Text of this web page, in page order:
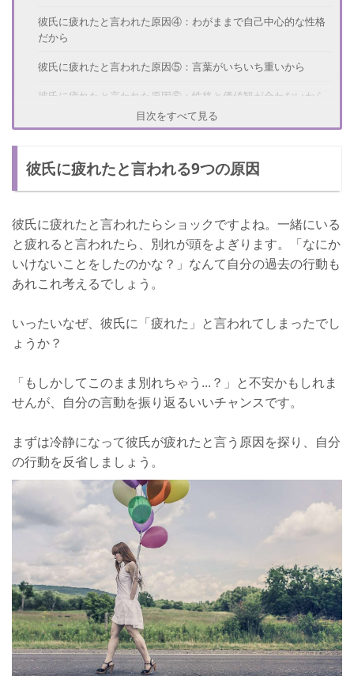
彼氏に疲れたと言われた原因④：わがままで自己中心的な性格
だから
彼氏に疲れたと言われた原因⑤：言葉がいちいち重いから
彼氏に疲れたと言われた原因⑥：性格と価値観が合わないから
彼氏に疲れたと言われた原因⑦：ネガティブ思考だから
別れたいの？「疲れた」という男性心理
彼女がわがままでイライラしている
彼女に冷めたから別れたい
恋愛以外でうまくいっていないことがあり辛い
別れる気はないがその時の感情で発言した
彼氏に疲れたと言われたときの対処法
彼氏に疲れたと言われたときの対処法：素直に謝る
彼氏に疲れたと言われたときの対処法：話し合いをする
彼氏に疲れたと言われたときの対処法：原因を聞く
彼氏に疲れたと言われたときの対処法：彼氏と距離を置く
彼氏に疲れたと言われたときの対処法：冷却期間中はLINE、電
話の連絡を控える
彼氏に疲れたと言われたときにやってはいけないこと
言い訳をする
彼氏の愚痴を言う
浮気をする
目次をすべて見る
彼氏に疲れたと言われる9つの原因
彼氏に疲れたと言われたらショックですよね。一緒にいる
と疲れると言われたら、別れが頭をよぎります。「なにか
いけないことをしたのかな？」なんて自分の過去の行動も
あれこれ考えるでしょう。
いったいなぜ、彼氏に「疲れた」と言われてしまったでし
ょうか？
「もしかしてこのまま別れちゃう...？」と不安かもしれま
せんが、自分の言動を振り返るいいチャンスです。
まずは冷静になって彼氏が疲れたと言う原因を探り、自分
の行動を反省しましょう。